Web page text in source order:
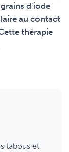
d’iode
au contact
thérapie
tabous et